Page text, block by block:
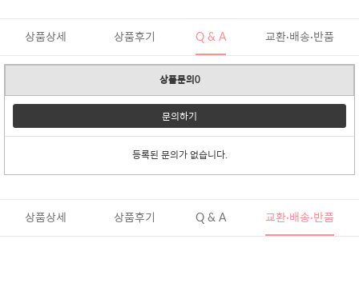
상품상세 상품후기 Q & A 교환·배송·반품
상품문의0
문의하기
등록된 문의가 없습니다.
상품상세 상품후기 Q & A 교환·배송·반품